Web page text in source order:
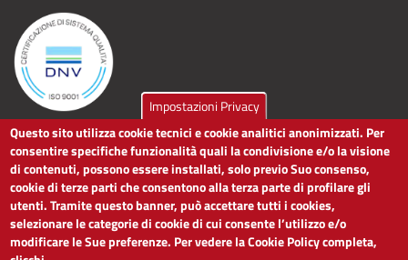
LINK UTILI
Dichiarazione di accessibilità
Obiettivi di accessibilità
Segnalaci problemi di accessibilità
Note legali
Impostazioni Privacy
Questo sito utilizza cookie tecnici e cookie analitici anonimizzati. Per
consentire specifiche funzionalità quali la condivisione e/o la visione
di contenuti, possono essere installati, solo previo Suo consenso,
cookie di terze parti che consentono alla terza parte di profilare gli
utenti. Tramite questo banner, può accettare tutti i cookies,
selezionare le categorie di cookie di cui consente l’utilizzo e/o
modificare le Sue preferenze. Per vedere la Cookie Policy completa,